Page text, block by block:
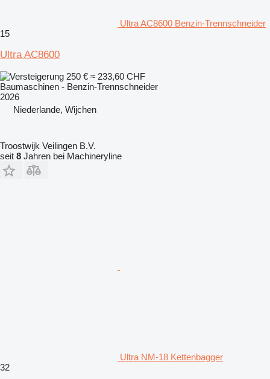
Ultra AC8600 Benzin-Trennschneider
15
Ultra AC8600
250 € ≈ 233,60 CHF
Baumaschinen - Benzin-Trennschneider
2026
Niederlande, Wijchen
Troostwijk Veilingen B.V.
seit 8 Jahren bei Machineryline
Ultra NM-18 Kettenbagger
32